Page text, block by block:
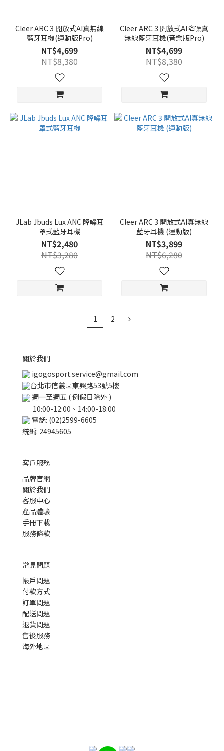
Cleer ARC 3 開放式AI真無線
藍牙耳機(運動版Pro)
NT$4,699
NT$8,380
Cleer ARC 3 開放式AI降噪真
無線藍牙耳機(音樂版Pro)
NT$4,699
NT$8,380
JLab Jbuds Lux ANC 降噪耳
罩式藍牙耳機
NT$2,480
NT$3,280
Cleer ARC 3 開放式AI真無線
藍牙耳機 (運動版)
NT$3,899
NT$6,280
1 2
關於我們
igogosport.service@gmail.com
台北市信義區東興路53號5樓
週一至週五 ( 例假日除外 )
10:00-12:00、14:00-18:00
電話: (02)2599-6605
統編: 24945605
客戶服務
品牌官網
關於我們
客服中心
產品體驗
手冊下載
服務條款
常見問題
帳戶問題
付款方式
訂單問題
配送問題
退貨問題
售後服務
海外地區